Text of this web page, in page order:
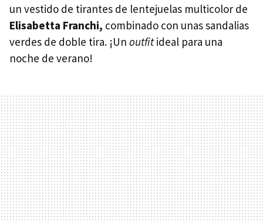
un vestido de tirantes de lentejuelas multicolor de
Elisabetta Franchi, combinado con unas sandalias
verdes de doble tira. ¡Un outfitideal para una
noche de verano!